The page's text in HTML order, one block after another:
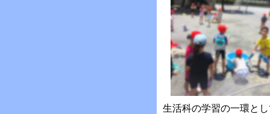
生活科の学習の一環と